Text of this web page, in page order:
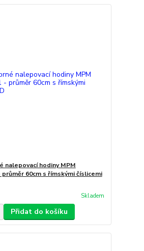
nalepovací hodiny MPM
průměr 60cm s římskými číslicemi
Skladem
Přidat do košíku